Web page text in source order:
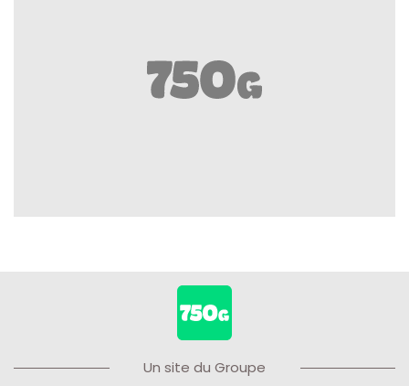
Un site du Groupe